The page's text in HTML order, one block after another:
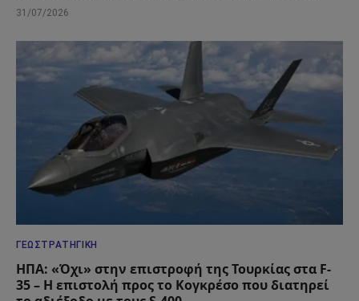
31/07/2026
ΓΕΩΣΤΡΑΤΗΓΙΚΉ
ΗΠΑ: «Όχι» στην επιστροφή της Τουρκίας στα F-
35 – Η επιστολή προς το Κογκρέσο που διατηρεί